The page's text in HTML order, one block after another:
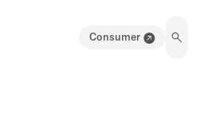
Consumer